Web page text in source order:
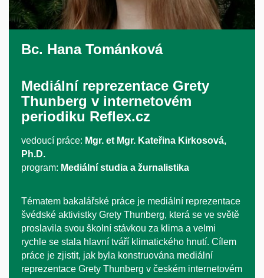
Bc. Hana Tománková
Mediální reprezentace Grety
Thunberg v internetovém
periodiku Reflex.cz
vedoucí práce: Mgr. et Mgr. Kateřina Kirkosová,
Ph.D.
program: Mediální studia a žurnalistika
Tématem bakalářské práce je mediální reprezentace
švédské aktivistky Grety Thunberg, která se ve světě
proslavila svou školní stávkou za klima a velmi
rychle se stala hlavní tváří klimatického hnutí. Cílem
práce je zjistit, jak byla konstruována mediální
reprezentace Grety Thunberg v českém internetovém